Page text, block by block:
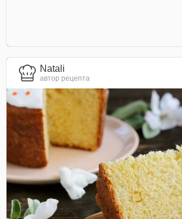
Natali
автор рецепта